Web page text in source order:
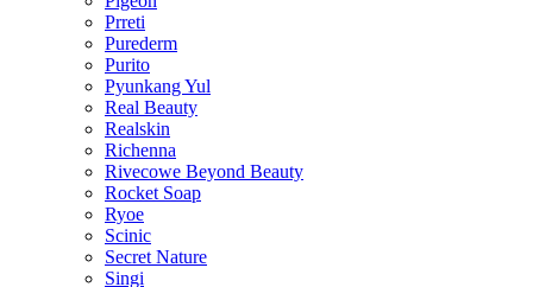
Prreti
Purederm
Purito
Pyunkang Yul
Real Beauty
Realskin
Richenna
Rivecowe Beyond Beauty
Rocket Soap
Ryoe
Scinic
Secret Nature
Singi